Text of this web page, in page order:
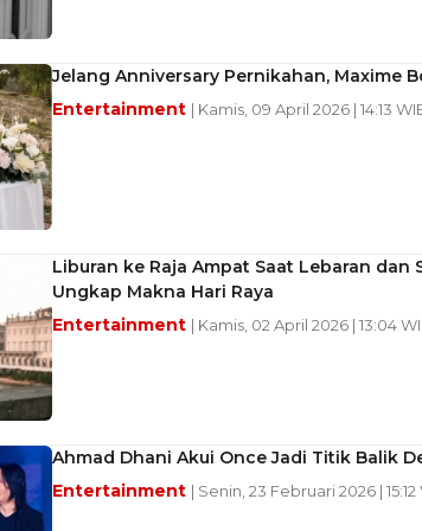
Jelang Anniversary Pernikahan, Maxime
Entertainment | Kamis, 09 April 2026 | 14:13
Liburan ke Raja Ampat Saat Lebaran dan
Ungkap Makna Hari Raya
Entertainment | Kamis, 02 April 2026 | 13:04
Ahmad Dhani Akui Once Jadi Titik Balik
Entertainment | Senin, 23 Februari 2026 | 15:12